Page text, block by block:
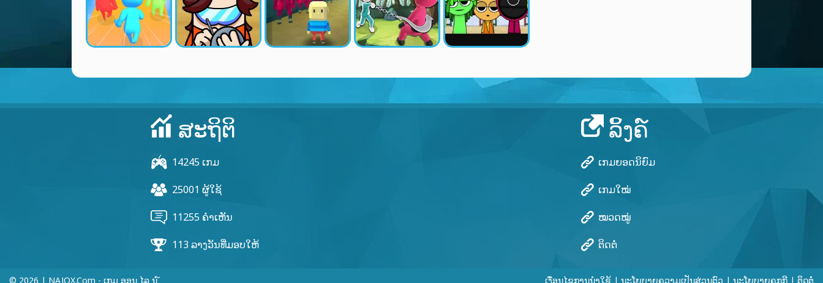
ສະຖິຕິ
14245 ເກມ
25001 ຜູ້ໃຊ້
11255 ຄຳເຫັນ
113 ລາງວັນທີ່ມອບໃຫ້
ລິ້ງຄ໌
ເກມຍອດນິຍົມ
ເກມໃໝ່
ໝວດໝູ່
ຕິດຕໍ່
© 2026 | NAJOX.com - ເກມ ອອນ ໄລ ນ ໌ ເງື່ອນໄຂການນໍາໃຊ້ | ນະໂຍບາຍຄວາມເປັນສ່ວນຕົວ | ນະໂຍບາຍຄຸກກີ | ຕິດຕໍ່